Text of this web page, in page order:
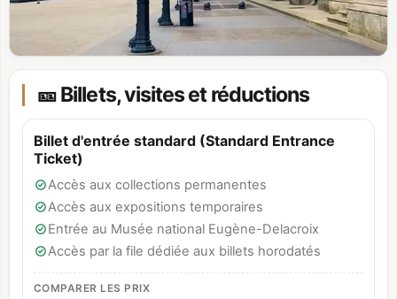
🎫 Billets, visites et réductions
Billet d'entrée standard (Standard Entrance
Ticket)
Accès aux collections permanentes
Accès aux expositions temporaires
Entrée au Musée national Eugène-Delacroix
Accès par la file dédiée aux billets horodatés
COMPARER LES PRIX